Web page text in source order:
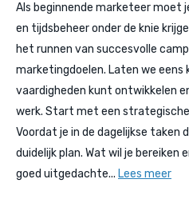
Als beginnende marketeer moet
en tijdsbeheer onder de knie
het runnen van succesvolle
marketingdoelen. Laten we eens
vaardigheden kunt ontwikkelen
werk. Start met een
Voordat je in de dagelijkse taken
duidelijk plan. Wat wil je bereiken
goed uitgedachte... Lees meer